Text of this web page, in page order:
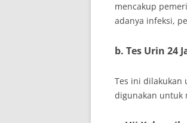
mencakup
adanya infeksi,
b. Tes Urin 24
Tes ini dilakukan
digunakan untuk